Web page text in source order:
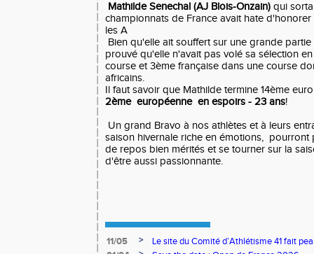
Mathilde Senechal (AJ Blois-Onzain) qui
championnats de France avait hate
les A
Bien qu'elle ait souffert sur une grande
prouvé qu'elle n'avait pas volé sa sélection
course et 3ème française dans une course
africains.
Il faut savoir que Mathilde termine 14ème
2ème européenne en espoirs - 23 ans!
Un grand Bravo à nos athlètes et à leurs
saison hivernale riche en émotions,
de repos bien mérités et se tourner sur la
d'être aussi passionnante.
11/05 >
Le site du Comité d’Athlétisme 41 fait